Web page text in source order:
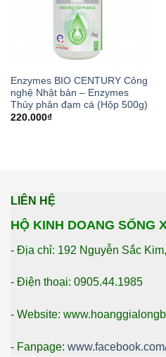
Enzymes BIO CENTURY Công
nghệ Nhật bản – Enzymes
Thủy phân đạm cá (Hộp 500g)
220.000₫
LIÊN HỆ
HỘ KINH DOANG SỐNG
- Địa chỉ: 192 Nguyễn Sắc
- Điện thoại: 0905.44.1985
- Website:
- Fanpage: